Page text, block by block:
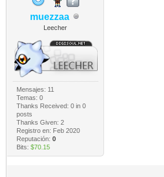
muezzaa
Leecher
Mensajes: 11
Temas: 0
Thanks Received: 0in 0
posts
Thanks Given: 2
Registro en: Feb 2020
Reputación: 0
Bits: $70.15